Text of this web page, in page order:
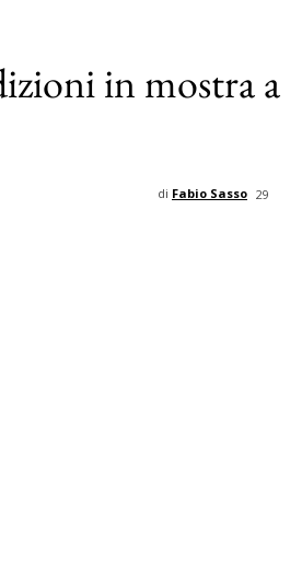
in mostra a
29
di Fabio Sasso